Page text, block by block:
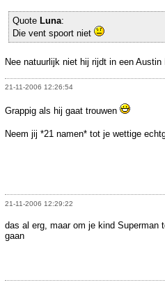
Quote Luna:
Die vent spoort niet
Nee natuurlijk niet hij rijdt in een Austin
21-11-2006 12:26:54
Grappig als hij gaat trouwen
Neem jij *21 namen* tot je wettige
21-11-2006 12:29:22
das al erg, maar om je kind Superman
gaan